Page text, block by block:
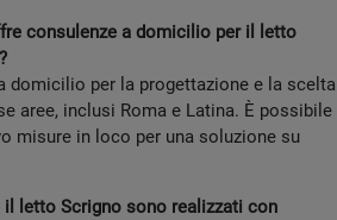
consulenze a domicilio per il letto
domicilio per la progettazione e la scelta
aree, inclusi Roma e Latina. È possibile
misure in loco per una soluzione su
letto Scrigno sono realizzati con